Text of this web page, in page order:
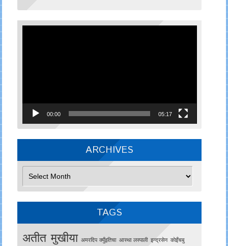
00:00 05:17
ARCHIVES
TAGS
अतीत मुखीया अमरदिप क्युँइतिचा आस्था लस्पाली इन्द्रसेन काेइँचबु